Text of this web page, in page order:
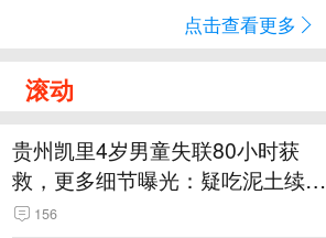
点击查看更多
滚动
贵州凯里4岁男童失联80小时获
救，更多细节曝光：疑吃泥土续
命，搜救至20米附近错过多找3天
156